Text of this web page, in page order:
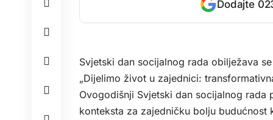
Dodajte
Svjetski dan socijalnog rada obilježava
„Dijelimo život u zajednici:
Ovogodišnji Svjetski dan socijalnog
konteksta za zajedničku bolju